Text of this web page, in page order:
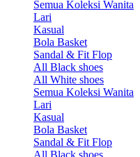
Semua Koleksi Wanita
Lari
Kasual
Bola Basket
Sandal & Fit Flop
All Black shoes
All White shoes
Semua Koleksi Wanita
Lari
Kasual
Bola Basket
Sandal & Fit Flop
All Black shoes